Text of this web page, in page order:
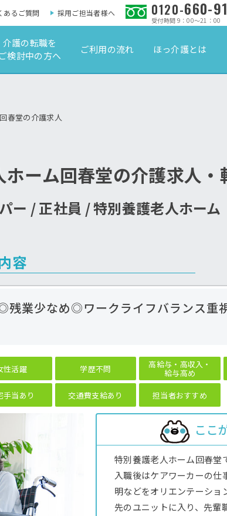
あるご質問 採用ご担当者様へ 0120-660-
受付時間 9：00～21：00
介護の転職を
ご検討中の方へ
ご利用の流れ ほっ介護とは
春堂の介護求人
ーム回春堂の介護求人・
ー / 正社員 / 特別養護老人ホーム
容
業少なめ◎ワークライフバランス重
性活躍 学歴不問 高給与・高収入・
給与高め
手当あり 交通費支給あり 担当者おすすめ
ここ
特別養護老人ホーム回春堂
入職後はケアワーカーの
明などをオリエンテーショ
先のユニットに入り、先輩